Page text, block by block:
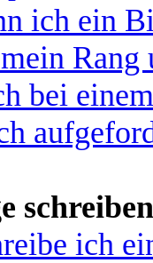
ich ein
bei
schreiben
ich